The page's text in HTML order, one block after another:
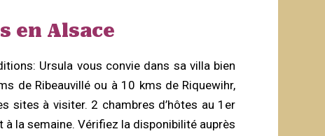
en Alsace
Ursula vous convie dans sa villa bien
de Ribeauvillé ou à 10 kms de Riquewihr,
sites à visiter. 2 chambres d’hôtes au 1er
la semaine. Vérifiez la disponibilité auprès